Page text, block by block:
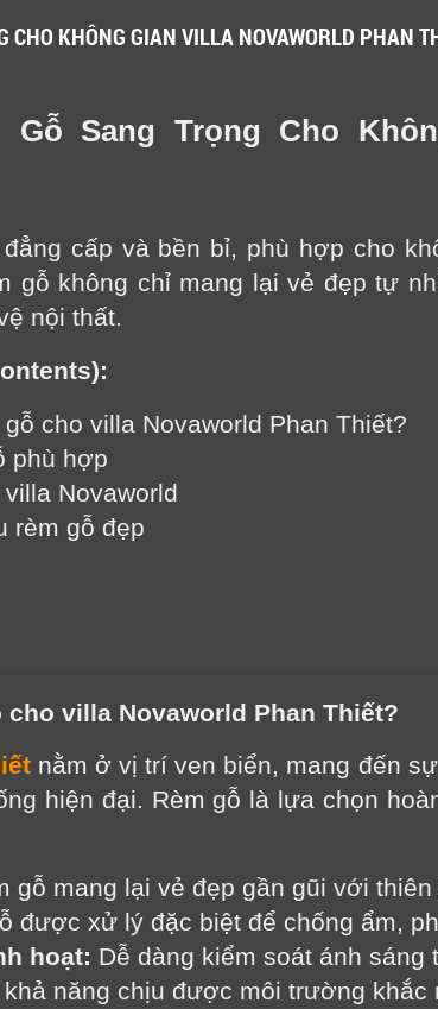
CHO KHÔNG GIAN VILLA NOVAWORLD PHAN
Gỗ Sang Trọng Cho
cấp và bền bỉ, phù hợp cho
gỗ không chỉ mang lại vẻ đẹp tự
nội thất.
cho villa Novaworld Phan Thiết?
phù hợp
Novaworld
rèm gỗ đẹp
villa Novaworld Phan Thiết?
nằm ở vị trí ven biển, mang đến
hiện đại. Rèm gỗ là lựa chọn
gỗ mang lại vẻ đẹp gần gũi với
được xử lý đặc biệt để chống ẩm,
hoạt: Dễ dàng kiểm soát ánh
khả năng chịu được môi trường